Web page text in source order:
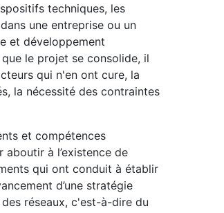
techniques, les
une entreprise ou un
et développement
le projet se consolide, il
qui n'en ont cure, la
la nécessité des contraintes
et compétences
à l’existence de
qui ont conduit à établir
d’une stratégie
réseaux, c'est-à-dire du